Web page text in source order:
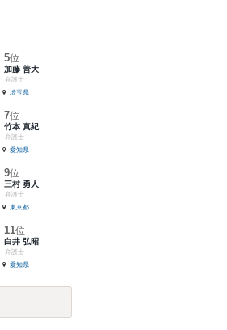
5位
加藤 善大
弁護士
埼玉県
7位
竹本 真紀
弁護士
愛知県
9位
三村 勇人
弁護士
東京都
11位
白井 弘昭
弁護士
愛知県